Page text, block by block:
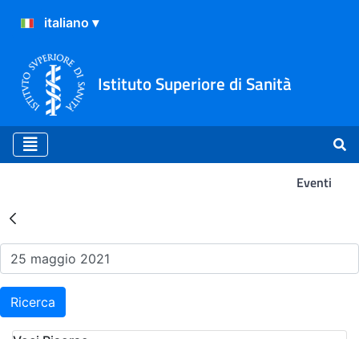
Istituto Superiore di Sanità
Eventi
Risultati della Ricerca -
Ricerca